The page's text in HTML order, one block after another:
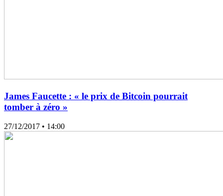
James Faucette : « le prix de Bitcoin pourrait
tomber à zéro »
27/12/2017 • 14:00